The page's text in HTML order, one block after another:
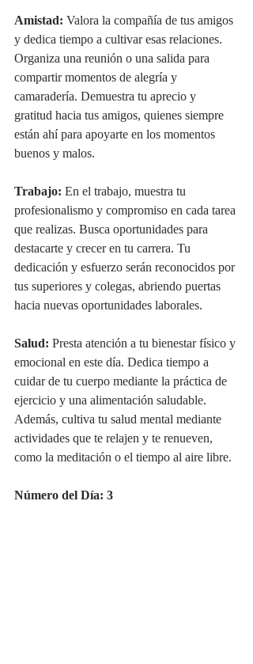
Amistad: Valora la compañía de tus amigos
y dedica tiempo a cultivar esas relaciones.
Organiza una reunión o una salida para
compartir momentos de alegría y
camaradería. Demuestra tu aprecio y
gratitud hacia tus amigos, quienes siempre
están ahí para apoyarte en los momentos
buenos y malos.
Trabajo: En el trabajo, muestra tu
profesionalismo y compromiso en cada tarea
que realizas. Busca oportunidades para
destacarte y crecer en tu carrera. Tu
dedicación y esfuerzo serán reconocidos por
tus superiores y colegas, abriendo puertas
hacia nuevas oportunidades laborales.
Salud: Presta atención a tu bienestar físico y
emocional en este día. Dedica tiempo a
cuidar de tu cuerpo mediante la práctica de
ejercicio y una alimentación saludable.
Además, cultiva tu salud mental mediante
actividades que te relajen y te renueven,
como la meditación o el tiempo al aire libre.
Número del Día: 3